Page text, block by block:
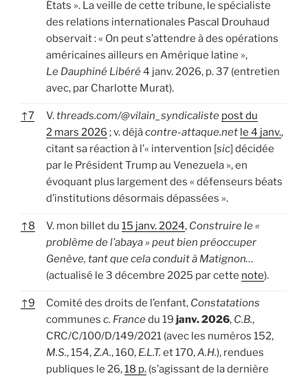
États ». La veille de cette tribune, le spécialiste
des relations internationales Pascal Drouhaud
observait : « On peut s’attendre à des opérations
américaines ailleurs en Amérique latine »,
Le Dauphiné Libéré4 janv. 2026, p. 37 (entretien
avec, par Charlotte Murat).
↑7 V.threads.com/@vilain_syndicaliste post du
2 mars 2026 ; v. déjàcontre-attaque.net le 4 janv.,
citant sa réaction à l’« intervention [sic] décidée
par le Président Trump au Venezuela », en
évoquant plus largement des « défenseurs béats
d’institutions désormais dépassées ».
↑8 V. mon billet du 15 janv. 2024, Construire le «
problème de l’abaya » peut bien préoccuper
Genève, tant que cela conduit à Matignon…
(actualisé le 3 décembre 2025 par cette note).
↑9 Comité des droits de l’enfant, Constatations
communes c. Francedu 19 janv. 2026, C.B.,
CRC/C/100/D/149/2021 (avec les numéros 152,
M.S., 154,Z.A., 160, E.L.T. et 170,A.H.), rendues
publiques le 26,18 p. (s’agissant de la dernière